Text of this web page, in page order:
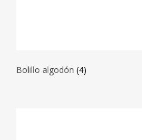
Bolillo algodón (4)